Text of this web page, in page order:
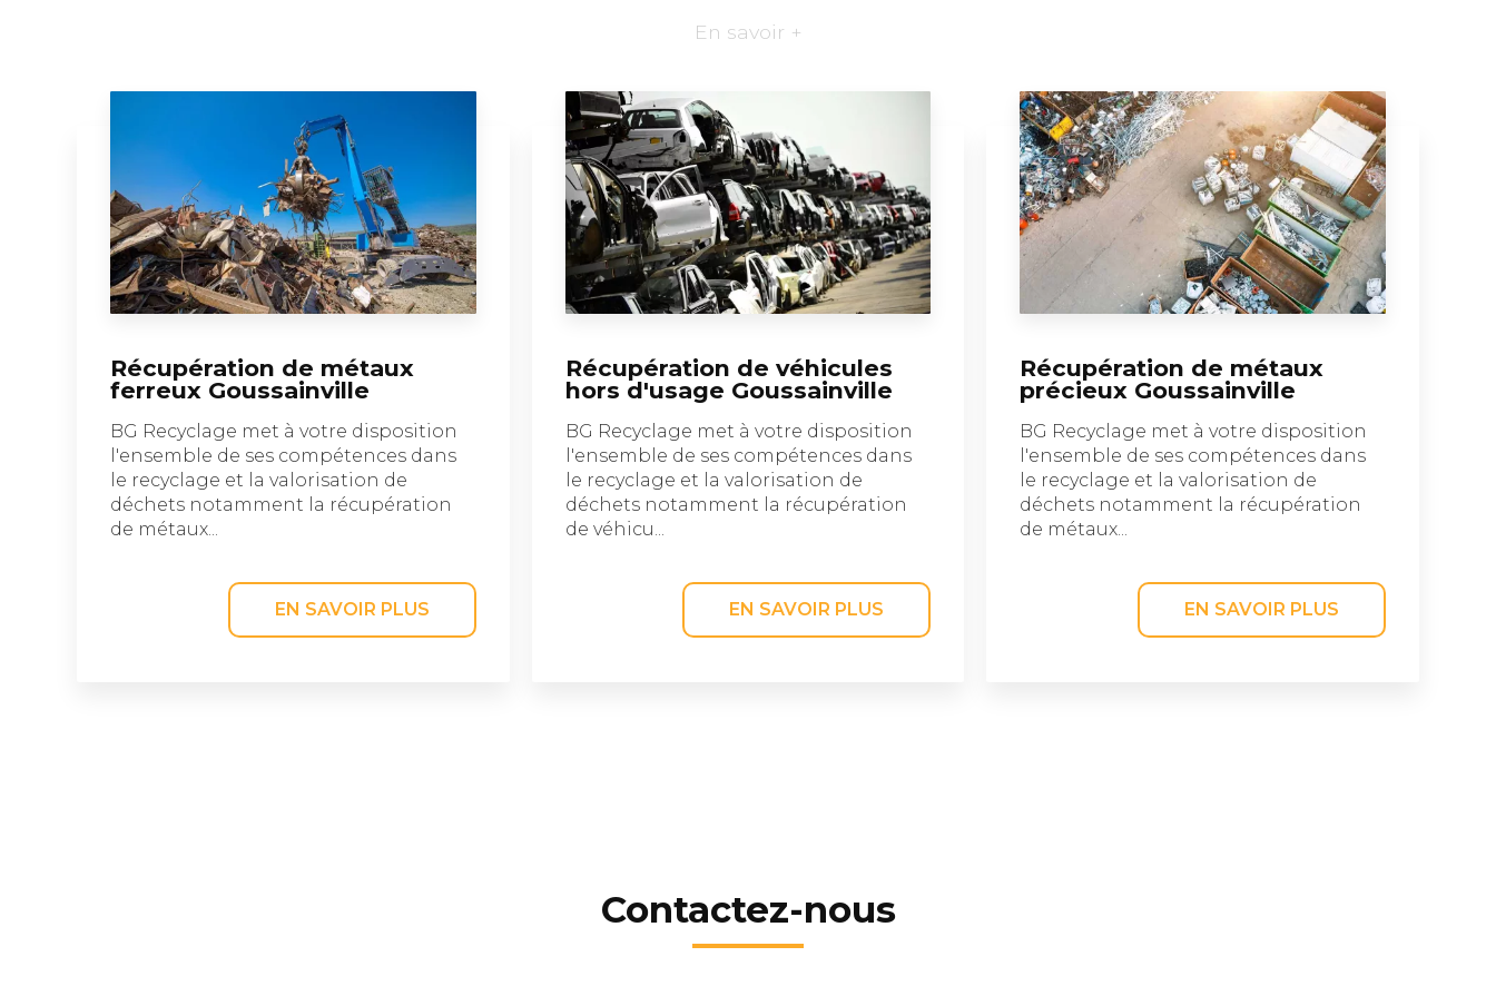
En savoir +
Récupération de métaux
ferreux Goussainville
BG Recyclage met à votre disposition
l'ensemble de ses compétences dans
le recyclage et la valorisation de
déchets notamment la récupération
de métaux...
EN SAVOIR PLUS
Récupération de véhicules
hors d'usage Goussainville
BG Recyclage met à votre disposition
l'ensemble de ses compétences dans
le recyclage et la valorisation de
déchets notamment la récupération
de véhicu...
EN SAVOIR PLUS
Récupération de métaux
précieux Goussainville
BG Recyclage met à votre disposition
l'ensemble de ses compétences dans
le recyclage et la valorisation de
déchets notamment la récupération
de métaux...
EN SAVOIR PLUS
Contactez-nous